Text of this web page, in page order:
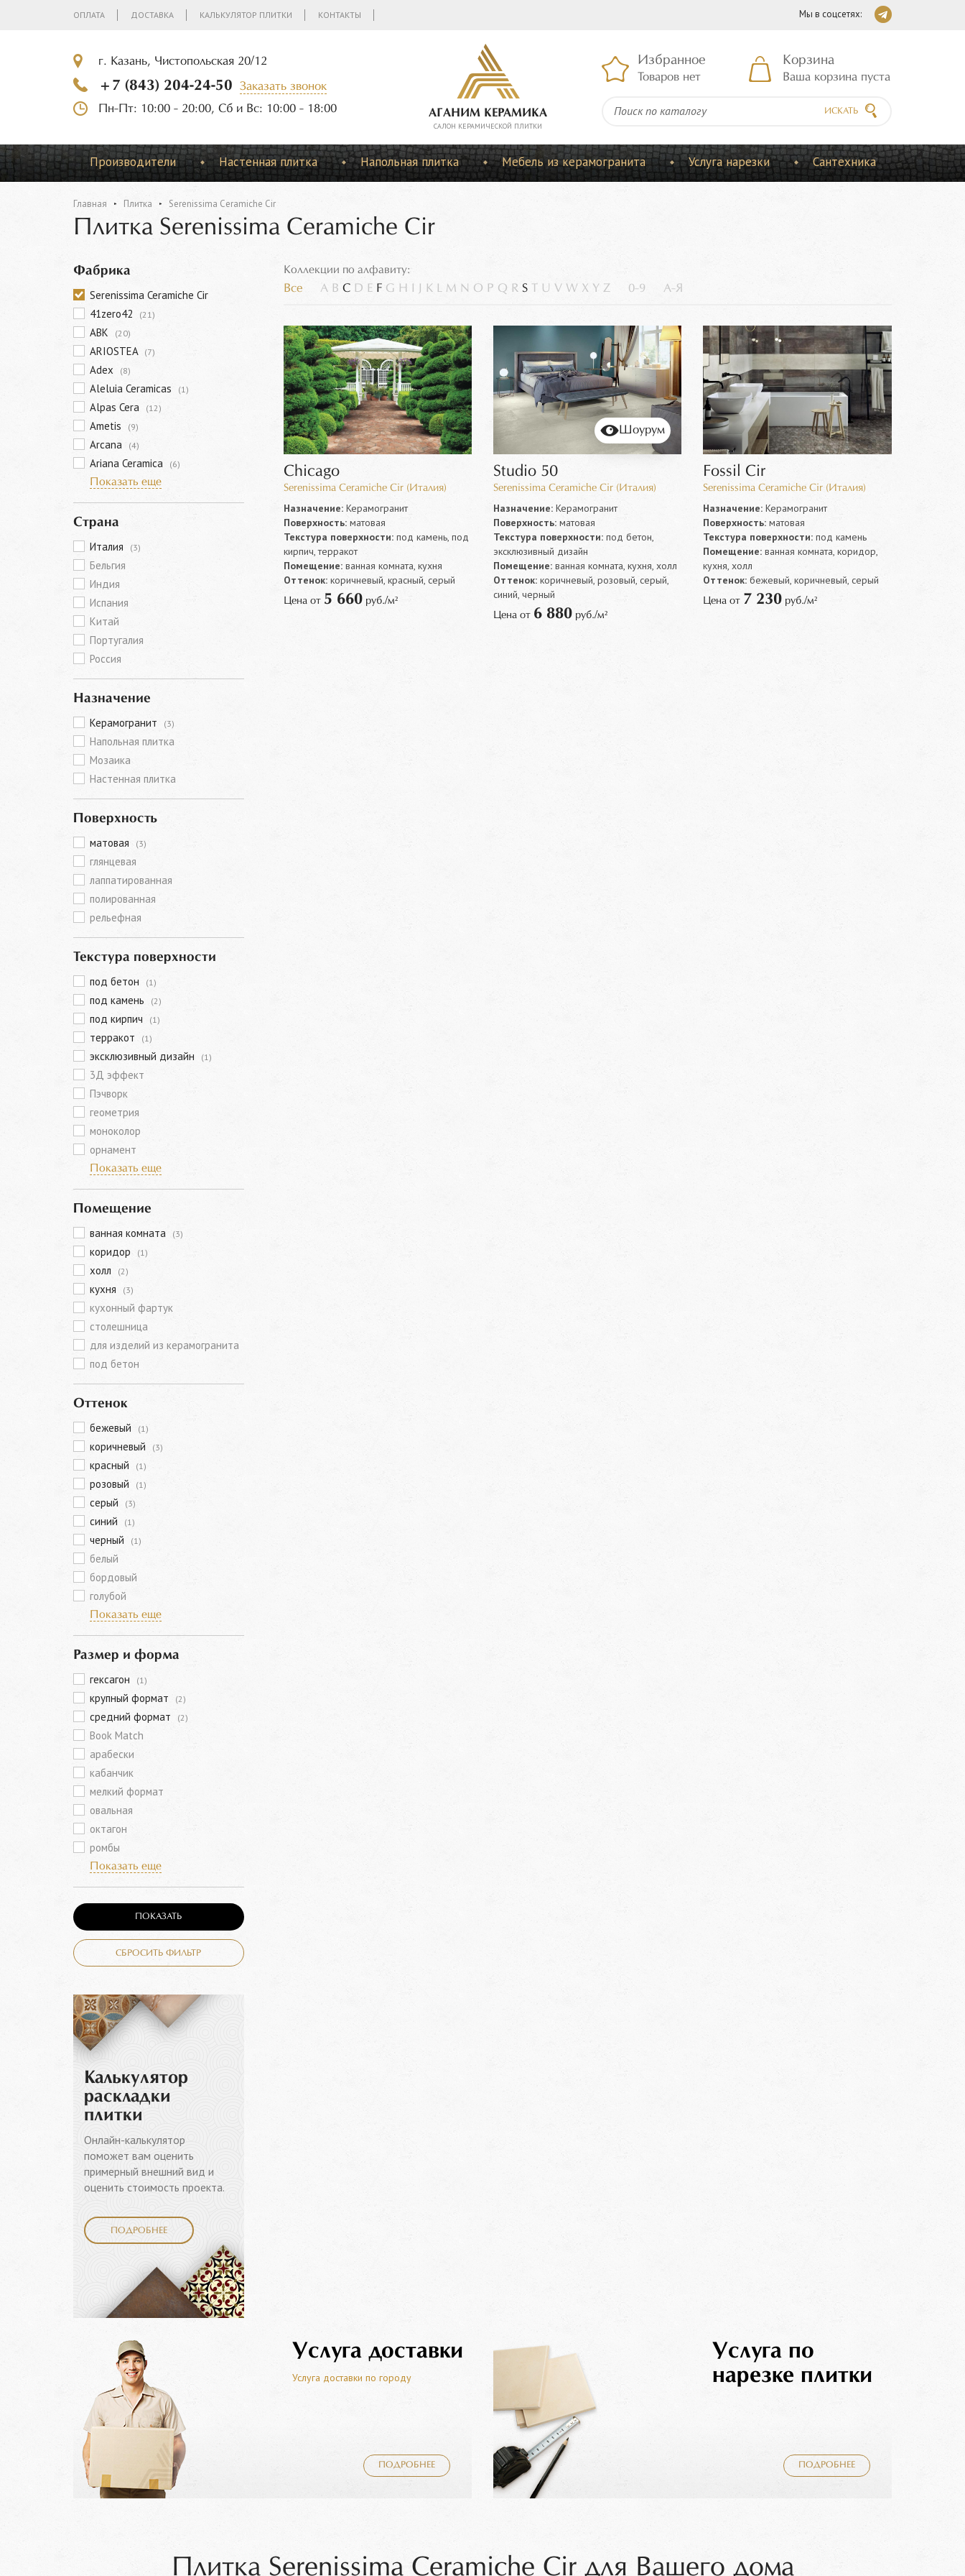
ОПЛАТА ДОСТАВКА КАЛЬКУЛЯТОР ПЛИТКИ КОНТАКТЫ Мы в соцсетях:
г. Казань, Чистопольская 20/12
+7 (843) 204-24-50
Заказать звонок
Пн-Пт: 10:00 - 20:00, Сб и Вс: 10:00 - 18:00
АГАНИМ КЕРАМИКА
CАЛОН КЕРАМИЧЕСКОЙ ПЛИТКИ
Избранное
Товаров нет
Корзина
Ваша корзина пуста
ИСКАТЬ
Производители Настенная плитка Напольная плитка Мебель из керамогранита Услуга нарезки Сантехника
Главная Плитка Serenissima Ceramiche Cir
Плитка Serenissima Ceramiche Cir
Фабрика
Serenissima Ceramiche Cir
41zero42
(21)
ABK (20)
ARIOSTEA (7)
Adex (8)
Aleluia Ceramicas (1)
Alpas Cera (12)
Ametis (9)
Arcana (4)
Ariana Ceramica
(6)
Показать еще
Страна
Италия (3)
Бельгия
Индия
Испания
Китай
Португалия
Россия
Назначение
Керамогранит (3)
Напольная плитка
Мозаика
Настенная плитка
Поверхность
матовая (3)
глянцевая
лаппатированная
полированная
рельефная
Текстура поверхности
под бетон (1)
под камень (2)
под кирпич (1)
терракот (1)
эксклюзивный дизайн (1)
3Д эффект
Пэчворк
геометрия
моноколор
орнамент
Показать еще
Помещение
ванная комната (3)
коридор (1)
холл (2)
кухня (3)
кухонный фартук
столешница
для изделий из керамогранита
под бетон
Оттенок
бежевый (1)
коричневый (3)
красный (1)
розовый (1)
серый (3)
синий (1)
черный (1)
белый
бордовый
голубой
Показать еще
Размер и форма
гексагон (1)
крупный формат (2)
средний формат (2)
Book Match
арабески
кабанчик
мелкий формат
овальная
октагон
ромбы
Показать еще
ПОКАЗАТЬ
СБРОСИТЬ ФИЛЬТР
Калькулятор
раскладки
плитки
Онлайн-калькулятор
поможет вам оценить
примерный внешний вид и
оценить стоимость проекта.
ПОДРОБНЕЕ
Коллекции по алфавиту:
Все A B C D E F G H K L M N O P Q R S U V W X Y Z 0-9 А-Я
Chicago
Serenissima Ceramiche Cir (Италия)
Назначение:Керамогранит
Поверхность:матовая
Текстура поверхности:под камень, под
кирпич, терракот
Помещение:ванная комната, кухня
Оттенок:коричневый, красный, серый
Цена от 5 660руб./м²
Шоурум
Studio 50
Serenissima Ceramiche Cir (Италия)
Назначение:Керамогранит
Поверхность:матовая
Текстура поверхности:под бетон,
эксклюзивный дизайн
Помещение:ванная комната, кухня, холл
Оттенок:коричневый, розовый, серый,
синий, черный
Цена от 6 880руб./м²
Fossil Cir
Serenissima Ceramiche Cir (Италия)
Назначение: Керамогранит
Поверхность: матовая
Текстура поверхности: под камень
Помещение: ванная комната, коридор,
кухня, холл
Оттенок: бежевый, коричневый, серый
Цена от 7 230 руб./м²
Услуга доставки
Услуга доставки по городу
ПОДРОБНЕЕ
Услуга по
нарезке плитки
ПОДРОБНЕЕ
Плитка Serenissima Ceramiche Cir для Вашего дома